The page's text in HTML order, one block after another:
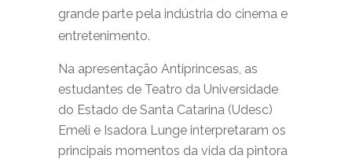
grande parte pela indústria do cinema e
entretenimento.
Na apresentação Antiprincesas, as
estudantes de Teatro da Universidade
do Estado de Santa Catarina (Udesc)
Emeli e Isadora Lunge interpretaram os
principais momentos da vida da pintora